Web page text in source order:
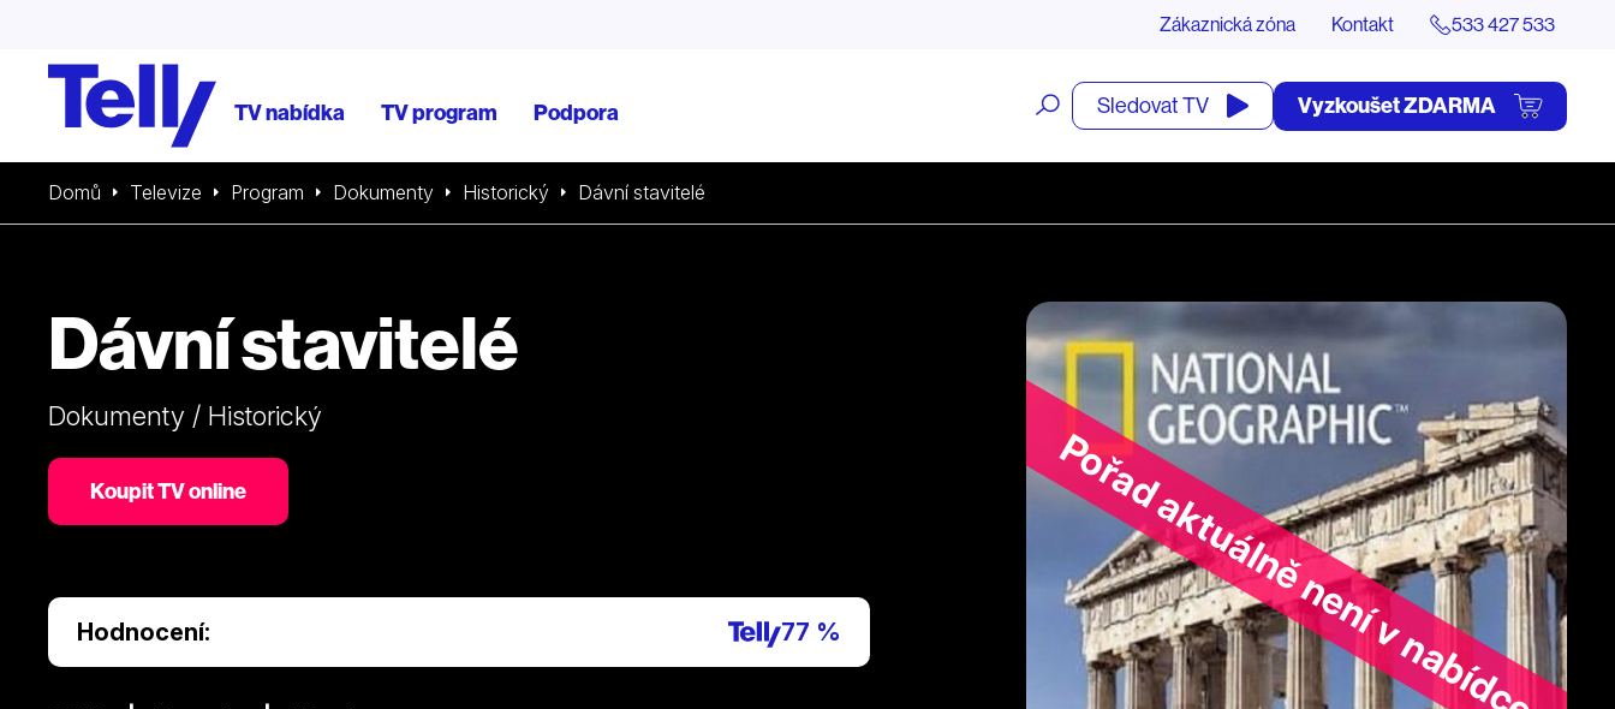
Zákaznická zóna Kontakt 533 427 533
TV nabídka TV program Podpora
Otevřít
vyhledávání
Sledovat TV Vyzkoušet ZDARMA
Domů Televize Program Dokumenty Historický Dávní stavitelé
Pořad aktuálně není v nabídce
Dávní stavitelé
Dokumenty / Historický
Koupit TV online
Hodnocení: 77 %